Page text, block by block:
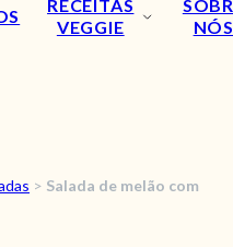
RECEITAS
VEGGIE
NÓS
> Salada de melão com